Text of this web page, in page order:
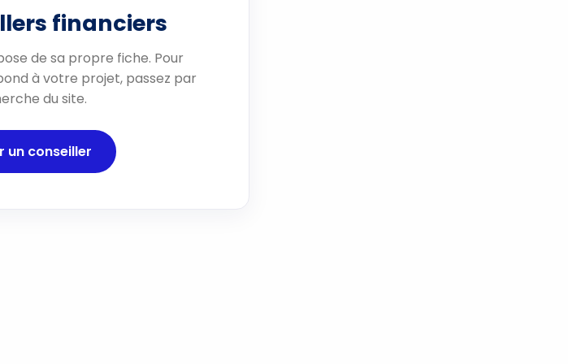
financiers
de sa propre fiche. Pour
à votre projet, passez par
du site.
un conseiller